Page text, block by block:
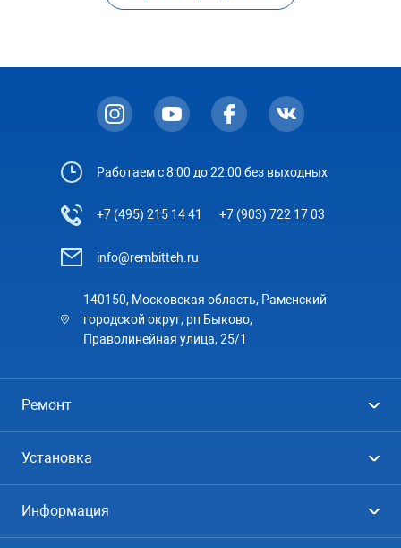
Работаем с 8:00 до 22:00 без выходных
+7 (495) 215 14 41 +7 (903) 722 17 03
info@rembitteh.ru
140150, Московская область, Раменский
городской округ, рп Быково,
Праволинейная улица, 25/1
Ремонт
Посудомоечные машины
Установка
Информация